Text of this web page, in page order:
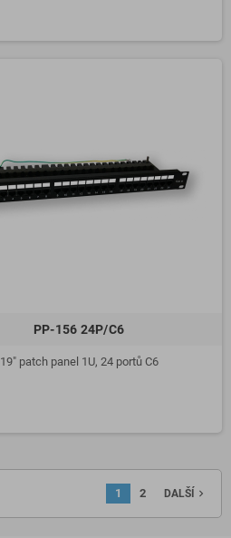
PP-156 24P/C6
19" patch panel 1U, 24 portů C6
1 2 DALŠÍ navigate_next